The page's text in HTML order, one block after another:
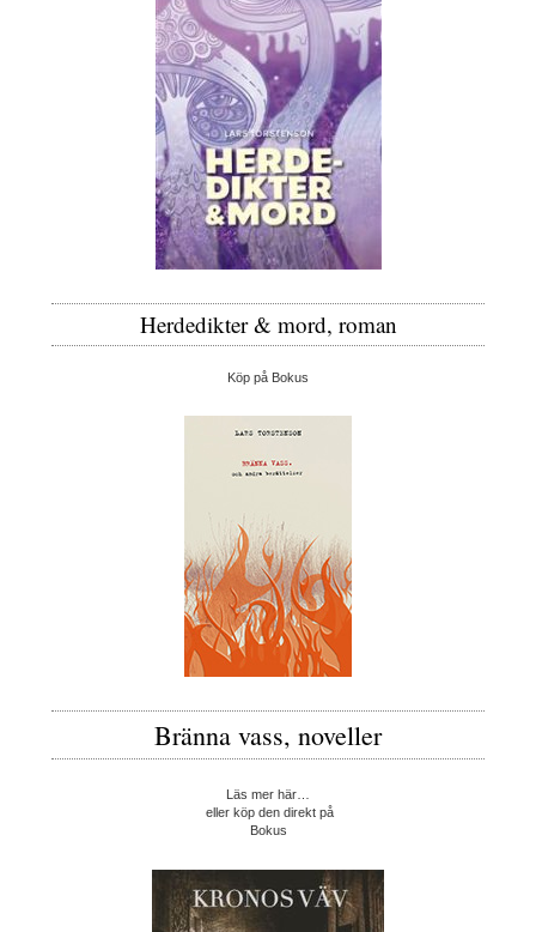
Herdedikter & mord, roman
Köp på Bokus
Bränna vass, noveller
Läs mer här…
eller köp den direkt på
Bokus